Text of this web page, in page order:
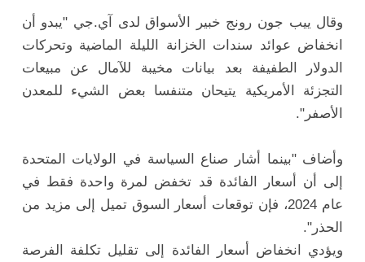
وقال ييب جون رونج خبير الأسواق لدى آي.جي "يبدو أن
انخفاض عوائد سندات الخزانة الليلة الماضية وتحركات
الدولار الطفيفة بعد بيانات مخيبة للآمال عن مبيعات
التجزئة الأمريكية يتيحان متنفسا بعض الشيء للمعدن
الأصفر".
وأضاف "بينما أشار صناع السياسة في الولايات المتحدة
إلى أن أسعار الفائدة قد تخفض لمرة واحدة فقط في
عام 2024، فإن توقعات أسعار السوق تميل إلى مزيد من
الحذر".
ويؤدي انخفاض أسعار الفائدة إلى تقليل تكلفة الفرصة